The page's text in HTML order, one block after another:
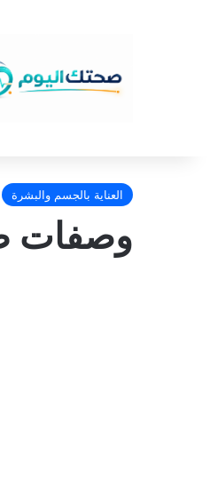
العناية بالجسم والبشرة
وصفات